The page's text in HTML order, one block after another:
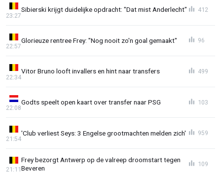
Sibierski krijgt duidelijke opdracht: "Dat mist Anderlecht"
23:27
412
Glorieuze rentree Frey: "Nog nooit zo'n goal gemaakt"
22:57
96
Vitor Bruno looft invallers en hint naar transfers
22:34
499
Godts speelt open kaart over transfer naar PSG
22:08
103
'Club verliest Seys: 3 Engelse grootmachten melden zich'
21:54
959
Frey bezorgt Antwerp op de valreep droomstart tegen
Beveren
21:11
109